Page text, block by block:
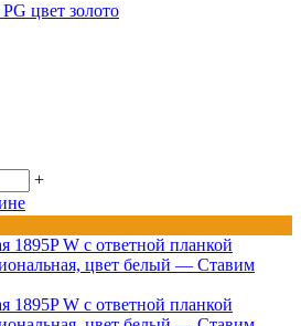
цвет золото
+